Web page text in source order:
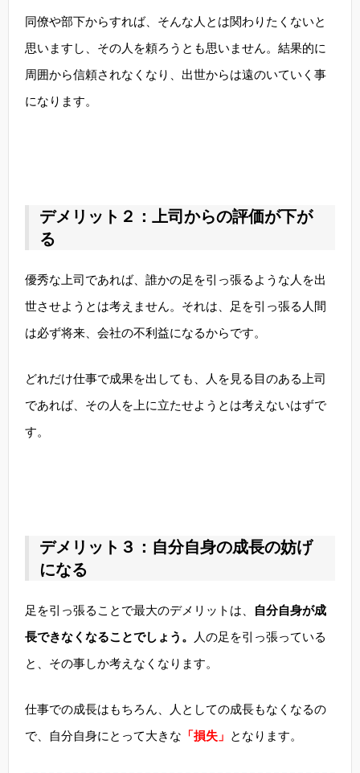
同僚や部下からすれば、そんな人とは関わりたくないと
思いますし、その人を頼ろうとも思いません。結果的に
周囲から信頼されなくなり、出世からは遠のいていく事
になります。
デメリット２：上司からの評価が下が
る
優秀な上司であれば、誰かの足を引っ張るような人を出
世させようとは考えません。それは、足を引っ張る人間
は必ず将来、会社の不利益になるからです。
どれだけ仕事で成果を出しても、人を見る目のある上司
であれば、その人を上に立たせようとは考えないはずで
す。
デメリット３：自分自身の成長の妨げ
になる
足を引っ張ることで最大のデメリットは、
自分自身が成
長できなくなることでしょう。
人の足を引っ張っている
と、その事しか考えなくなります。
仕事での成長はもちろん、人としての成長もなくなるの
で、自分自身にとって大きな 「損失」 となります。